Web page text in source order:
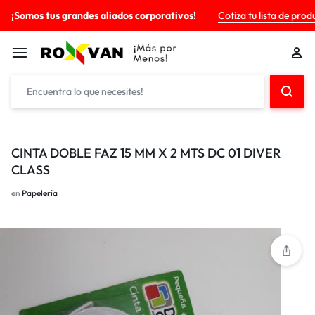
¡Somos tus grandes aliados corporativos! Cotiza tu lista de
CINTA DOBLE FAZ 15 MM X 2 MTS DC 01 DIVER
CLASS
en Papelería